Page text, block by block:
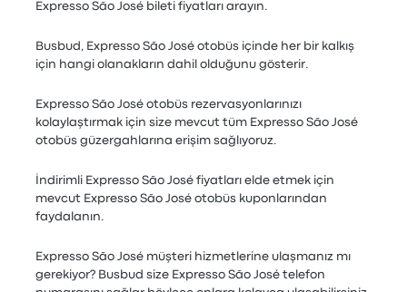
Expresso São José bileti fiyatları arayın.
Busbud, Expresso São José otobüs içinde her bir kalkış
için hangi olanakların dahil olduğunu gösterir.
Expresso São José otobüs rezervasyonlarınızı
kolaylaştırmak için size mevcut tüm Expresso São José
otobüs güzergahlarına erişim sağlıyoruz.
İndirimli Expresso São José fiyatları elde etmek için
mevcut Expresso São José otobüs kuponlarından
faydalanın.
Expresso São José müşteri hizmetlerine ulaşmanız mı
gerekiyor? Busbud size Expresso São José telefon